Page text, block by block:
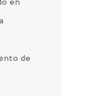
en
de